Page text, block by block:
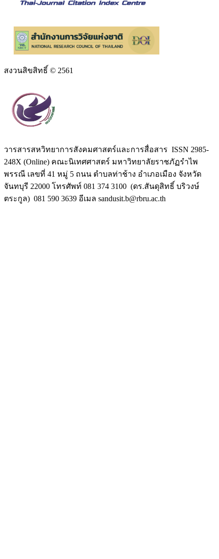
สงวนสิขสิทธิ์ © 2561
วารสารสหวิทยาการสังคมศาสตร์และการสื่อสาร ISSN 2985-
248X (Online) คณะนิเทศศาสตร์ มหาวิทยาลัยราชภัฏรำไพ
พรรณี เลขที่ 41 หมู่ 5 ถนน ตำบลท่าช้าง อำเภอเมือง จังหวัด
จันทบุรี 22000 โทรศัพท์ 081 374 3100 (ดร.สันดุสิทธิ์ บริวงษ์
ตระกูล) 081 590 3639 อีเมล sandusit.b@rbru.ac.th